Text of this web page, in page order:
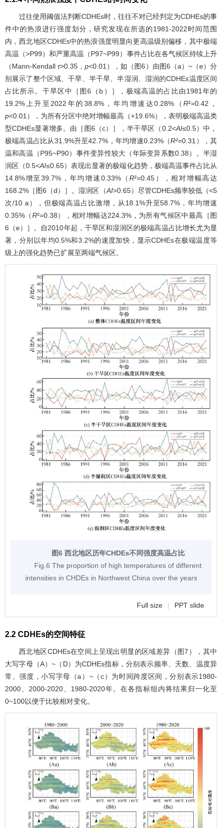
过往使用阈值法判断CDHEs时，往往不对已经判定为CDHEs的事
件中的热浪进行强度划分，研究发现在所选的1981-2022时间范围
内，西北地区CDHEs中的热浪强度明显向更高温级别偏移，其中极端
高温（>P99）和严重高温（P97~P99）事件占比在各气候区持续上升
（Mann-Kendallτ>0.35，p<0.01），如（ 图6 ）由图6 （a）~（e）分
别展示了整个区域、干旱、半干旱、半湿润、湿润的CDHEs温度区间
占比所示。干旱区中［ 图6 （b）］，极端高温的占比由1981年的
19.2%上升至2022年的38.8%，年均增速达0.28%（R²=0.42，
p<0.01），为所有分区中绝对增幅最高（+19.6%），表明极端高温类
型CDHEs显著增多。由［ 图6 （c）］，半干旱区（0.2<AI≤0.5）中，
极端高温占比从31.9%升至42.7%，年均增速0.23%（R²=0.31），其
温和高温（P95~P90）事件变异性较大（年际变异系数0.38）。半湿
润区（0.5<AI≤0.65）表现出显著的极端化趋势，极端高温事件占比从
14.8%增至39.7%，年均增速0.33%（R²=0.45），相对增幅高达
168.2%［ 图6 （d）］。湿润区（AI>0.65）尽管CDHEs频率较低（<5
次/10 a），但极端高温占比激增，从18.1%升至58.7%，年均增速
0.35%（R²=0.38），相对增幅达224.3%，为所有气候区中最高［ 图
6 （e）］。自2010年起，干旱区和湿润区的极端高温占比增长尤为显
著，分别以年均0.5%和3.2%的速度加快，显示CDHEs在极端温度等
级上的强化趋势已扩展至两端气候区。
图6 西北地区历年CHDEs不同强度高温占比
Fig.6 The proportion of high temperatures of different
intensities in CHDEs in Northwest China over the years
Full size | PPT slide
2.2 CDHEs的空间特征
西北地区CDHEs在空间上呈现出明显的区域差异（图7 ），其中
大写字母（A）~（D）为CDHEs指标，分别表示频率、天数、温度异
常、强度，小写字母（a）~（c）为时间跨度区间，分别表示1980-
2000、2000-2020、1980-2020年。在各指标组内将结果归一化至
0~100以便于比较相对变化。